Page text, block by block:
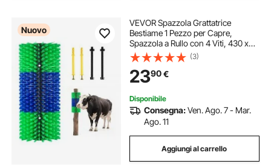
Nuovo
VEVOR Spazzola Grattatrice
Bestiame 1 Pezzo per Capre,
Spazzola a Rullo con 4 Viti, 430 x
190 mm, Colore Verde e Blu, per
Alleviamento Prurito Massaggio e
Toelettatura Cavalli Bovini Pecore
Maiali
(3)
2390€
Disponibile
Consegna:Ven. Ago. 7 - Mar.
Ago. 11
Aggiungi al carrello